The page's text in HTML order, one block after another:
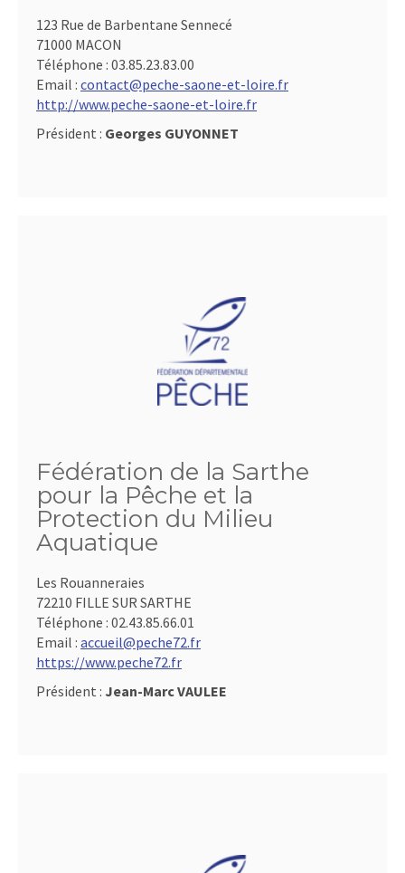
123 Rue de Barbentane Sennecé
71000 MACON
Téléphone : 03.85.23.83.00
Email : contact@peche-saone-et-loire.fr
http://www.peche-saone-et-loire.fr
Président : Georges GUYONNET
Fédération de la Sarthe
pour la Pêche et la
Protection du Milieu
Aquatique
Les Rouanneraies
72210 FILLE SUR SARTHE
Téléphone : 02.43.85.66.01
Email : accueil@peche72.fr
https://www.peche72.fr
Président : Jean-Marc VAULEE